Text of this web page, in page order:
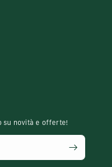
su novità e offerte!